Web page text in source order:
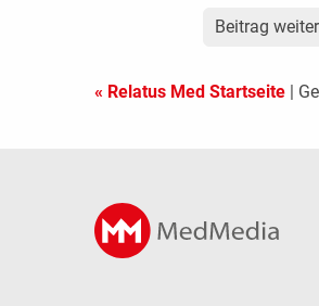
Beitrag
« Relatus Med Startseite |